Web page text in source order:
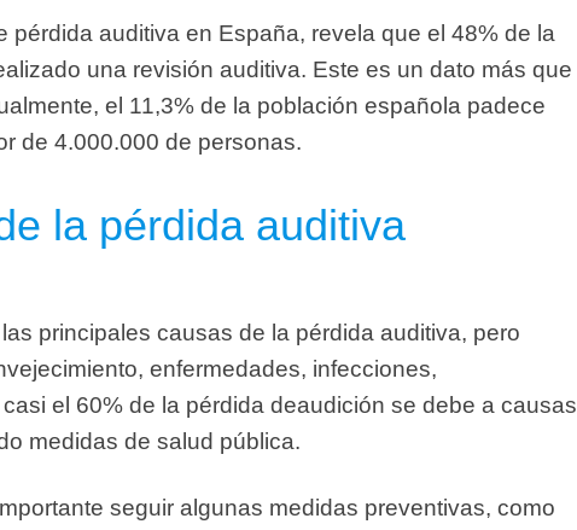
auditiva en España, revela que el 48% de la
una revisión auditiva. Este es un dato más que
el 11,3% de la población española padece
de 4.000.000 de personas.
la pérdida auditiva
principales causas de la pérdida auditiva, pero
enfermedades, infecciones,
el 60% de la pérdida deaudición se debe a causas
medidas de salud pública.
seguir algunas medidas preventivas, como